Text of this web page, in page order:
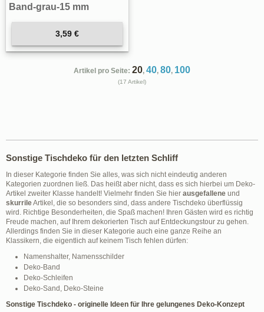
Band-grau-15 mm
3,59 €
Artikel pro Seite: 20, 40, 80, 100
(17 Artikel)
Sonstige Tischdeko für den letzten Schliff
In dieser Kategorie finden Sie alles, was sich nicht eindeutig anderen
Kategorien zuordnen ließ. Das heißt aber nicht, dass es sich hierbei um Deko-
Artikel zweiter Klasse handelt! Vielmehr finden Sie hier ausgefallene und
skurrileArtikel, die so besonders sind, dass andere Tischdeko überflüssig
wird. Richtige Besonderheiten, die Spaß machen! Ihren Gästen wird es richtig
Freude machen, auf Ihrem dekorierten Tisch auf Entdeckungstour zu gehen.
Allerdings finden Sie in dieser Kategorie auch eine ganze Reihe an
Klassikern, die eigentlich auf keinem Tisch fehlen dürfen:
Namenshalter, Namensschilder
Deko-Band
Deko-Schleifen
Deko-Sand, Deko-Steine
Sonstige Tischdeko - originelle Ideen für Ihre gelungenes Deko-Konzept